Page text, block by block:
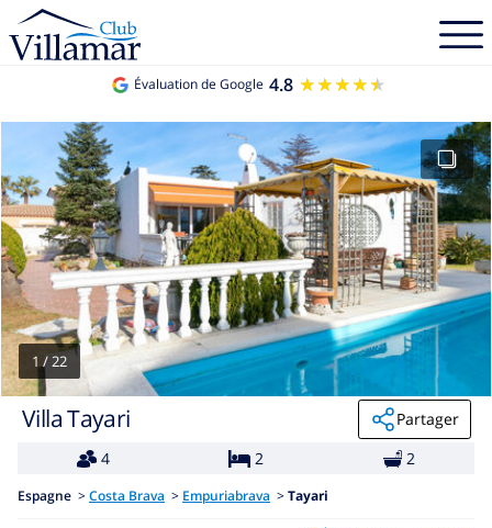
Évaluation de Google 4.8 ★★★★★
★★★★★
1 /22
Villa Tayari
Partager
4
2 2
Espagne > Costa Brava > Empuriabrava > Tayari